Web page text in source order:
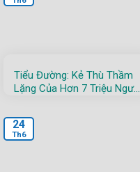
Tiểu Đường: Kẻ Thù Thầm
Lặng Của Hơn 7 Triệu Người
Nó?
24
Th6